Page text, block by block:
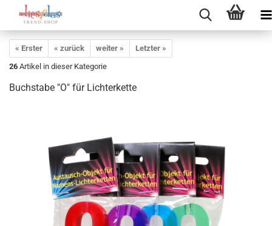
« Erster « zurück weiter »
Letzter »
26 Artikel in dieser Kategorie
Buchstabe "O" für Lichterkette